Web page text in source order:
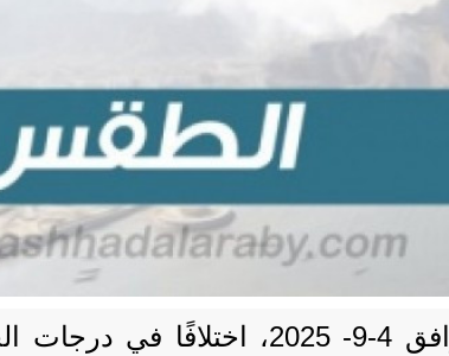
توقع خبراء الأرصاد الجوية، اليوم